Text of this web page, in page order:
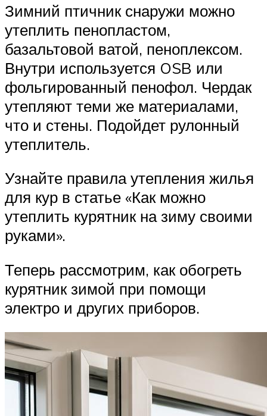
Зимний птичник снаружи можно
утеплить пенопластом,
базальтовой ватой, пеноплексом.
Внутри используется OSB или
фольгированный пенофол. Чердак
утепляют теми же материалами,
что и стены. Подойдет рулонный
утеплитель.
Узнайте правила утепления жилья
для кур в статье «Как можно
утеплить курятник на зиму своими
руками».
Теперь рассмотрим, как обогреть
курятник зимой при помощи
электро и других приборов.